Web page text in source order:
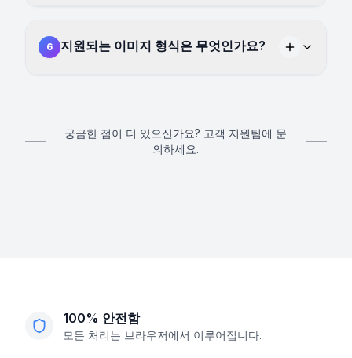
6 지원되는 이미지 형식은 무엇인가요?
궁금한 점이 더 있으신가요? 고객 지원팀에 문
의하세요.
100% 안전함
모든 처리는 브라우저에서 이루어집니다.